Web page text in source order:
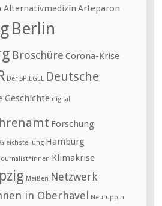
Alternativmedizin Arteparon
Berlin
Broschüre Corona-Krise
Der SPIEGEL Deutsche
Geschichte digital
Forschung
Gleichstellung Hamburg
Journalist*innen Klimakrise
Meißen Netzwerk
in Oberhavel
Neuruppin